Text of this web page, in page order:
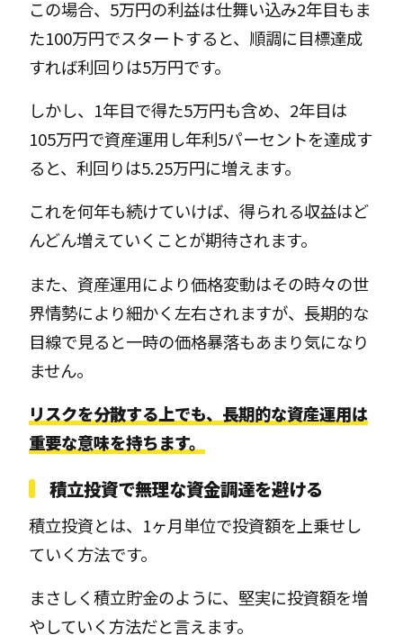
この場合、5万円の利益は仕舞い込み2年目もま
た100万円でスタートすると、順調に目標達成
すれば利回りは5万円です。
しかし、1年目で得た5万円も含め、2年目は
105万円で資産運用し年利5パーセントを達成す
ると、利回りは5.25万円に増えます。
これを何年も続けていけば、得られる収益はど
んどん増えていくことが期待されます。
また、資産運用により価格変動はその時々の世
界情勢により細かく左右されますが、長期的な
目線で見ると一時の価格暴落もあまり気になり
ません。
リスクを分散する上でも、長期的な資産運用は
重要な意味を持ちます。
積立投資で無理な資金調達を避ける
積立投資とは、1ヶ月単位で投資額を上乗せし
ていく方法です。
まさしく積立貯金のように、堅実に投資額を増
やしていく方法だと言えます。